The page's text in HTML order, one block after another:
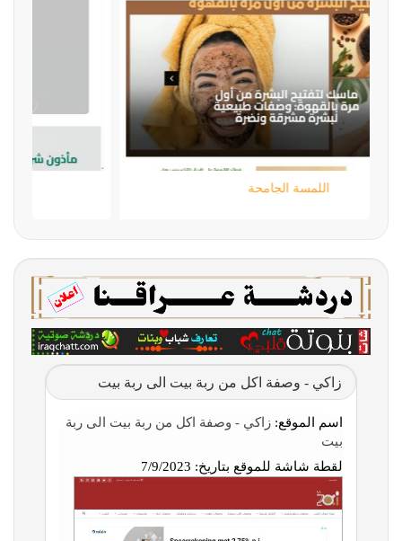
زاكي - وصفة اكل من ربة بيت الى ربة بيت
اسم الموقع: زاكي - وصفة اكل من ربة بيت الى ربة
بيت
لقطة شاشة للموقع بتاريخ: